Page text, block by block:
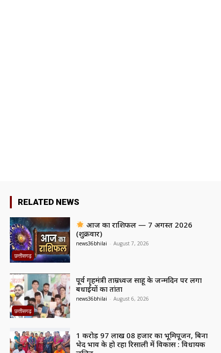
RELATED NEWS
छत्तीसगढ़
आज का राशिफल — 7 अगस्त 2026
(शुक्रवार)
news36bhilai - August 7, 2026
छत्तीसगढ़
पूर्व गृहमंत्री ताम्रध्वज साहू के जन्मदिन पर लगा
बधाईयों का तांता
news36bhilai - August 6, 2026
1 करोड़ 97 लाख 08 हजार का भूमिपूजन, बिना
भेद भाव के हो रहा रिसाली में विकास : विधायक